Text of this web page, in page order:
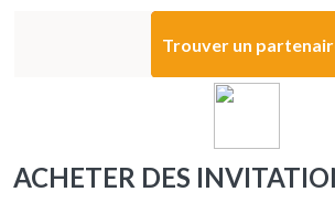
Trouver un
ACHETER DES